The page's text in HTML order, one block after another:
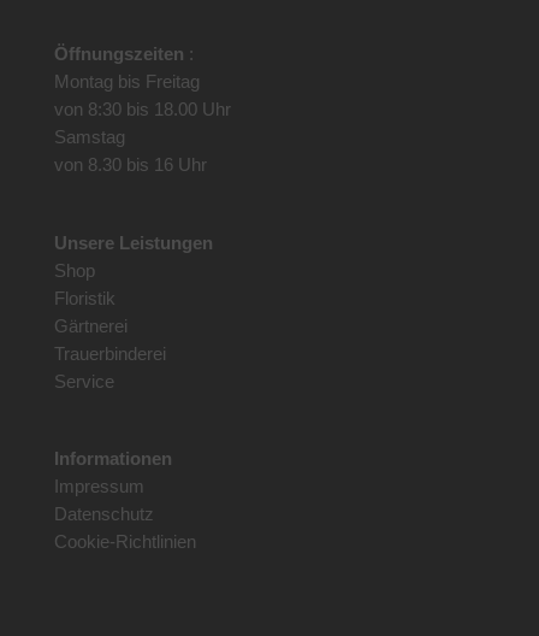
Öffnungszeiten :
Montag bis Freitag
von 8:30 bis 18.00 Uhr
Samstag
von 8.30 bis 16 Uhr
Unsere Leistungen
Shop
Floristik
Gärtnerei
Trauerbinderei
Service
Informationen
Impressum
Datenschutz
Cookie-Richtlinien